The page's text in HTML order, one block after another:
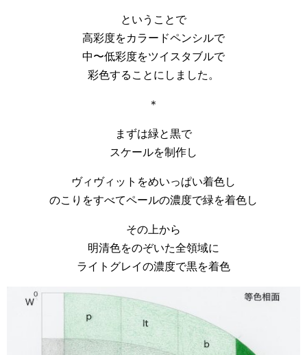
ということで
高彩度をカラードペンシルで
中〜低彩度をツイスタブルで
彩色することにしました。
＊
まずは緑と黒で
スケールを制作し
ヴィヴィットをめいっぱい着色し
のこりをすべてペールの濃度で緑を着色し
その上から
明清色をのぞいた全領域に
ライトグレイの濃度で黒を着色